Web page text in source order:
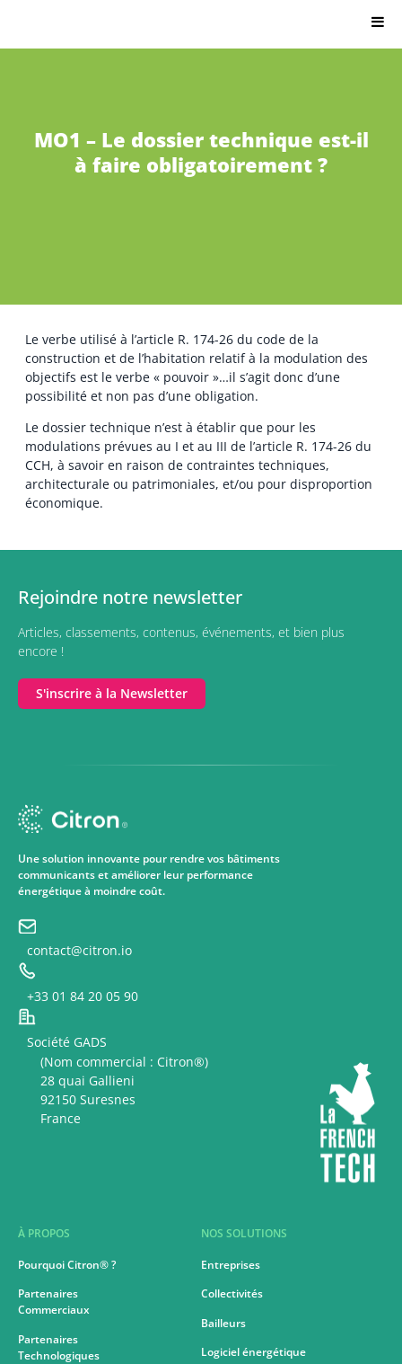
MO1 – Le dossier technique est-il
à faire obligatoirement ?
Le verbe utilisé à l’article R. 174-26 du code de la
construction et de l’habitation relatif à la modulation des
objectifs est le verbe « pouvoir »…il s’agit donc d’une
possibilité et non pas d’une obligation.
Le dossier technique n’est à établir que pour les
modulations prévues au I et au III de l’article R. 174-26 du
CCH, à savoir en raison de contraintes techniques,
architecturale ou patrimoniales, et/ou pour disproportion
économique.
Rejoindre notre newsletter
Articles, classements, contenus, événements, et bien plus
encore !
S'inscrire à la Newsletter
Une solution innovante pour rendre vos bâtiments
communicants et améliorer leur performance
énergétique à moindre coût.
contact@citron.io
+33 01 84 20 05 90
Société GADS
(Nom commercial : Citron®)
28 quai Gallieni
92150 Suresnes
France
À PROPOS
Pourquoi Citron® ?
Partenaires
Commerciaux
Partenaires
Technologiques
NOS SOLUTIONS
Entreprises
Collectivités
Bailleurs
Logiciel énergétique